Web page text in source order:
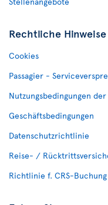
Rechtliche Hinweise
Cookies
Passagier -
Nutzungsbedingungen
Geschäftsbedingungen
Datenschutzrichtlinie
Reise- /
Richtlinie f. CRS-